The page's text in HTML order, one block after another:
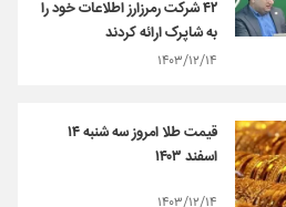
۴۲ شرکت‌ رمرزارز اطلاعات خود را
به شاپرک ارائه کردند
۱۴۰۳/۱۲/۱۴
قیمت طلا امروز سه شنبه ۱۴
اسفند ۱۴۰۳